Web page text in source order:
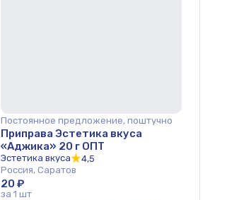
Постоянное предложение, поштучно
Приправа Эстетика вкуса
«Аджика» 20 г ОПТ
Эстетика вкуса
4,5
Россия, Саратов
20 ₽
за 1 шт